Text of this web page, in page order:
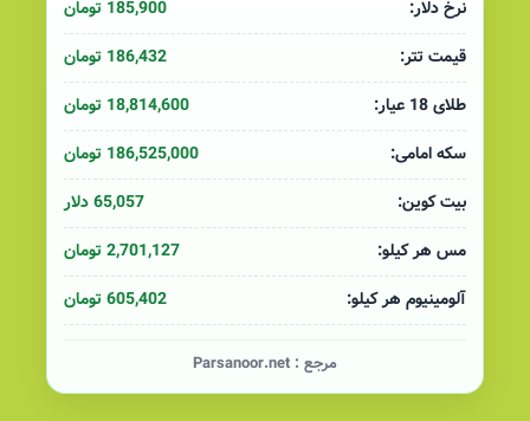
نرخ دلار:
185,900 تومان
قیمت تتر:
186,432 تومان
طلای 18 عیار:
18,814,600 تومان
سکه امامی:
186,525,000 تومان
بیت کوین:
65,057 دلار
مس هر کیلو:
2,701,127 تومان
آلومینیوم هر کیلو:
605,402 تومان
مرجع : Parsanoor.net